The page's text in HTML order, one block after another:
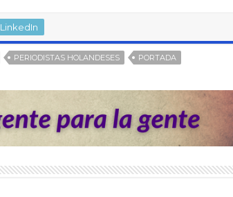
LinkedIn
PERIODISTAS HOLANDESES PORTADA